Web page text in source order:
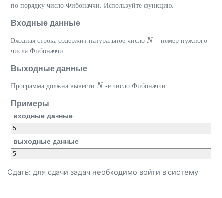
по порядку число Фибоначчи. Используйте функцию.
Входные данные
Входная строка содержит натуральное число N – номер нужного
числа Фибоначчи.
Выходные данные
Программа должна вывести N -е число Фибоначчи.
Примеры
входные данные
выходные данные
Сдать: для сдачи задач необходимо войти в систему